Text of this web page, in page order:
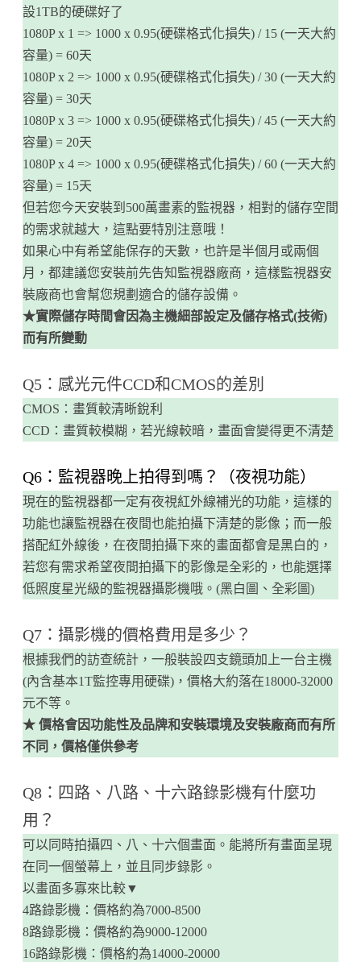
設1TB的硬碟好了
1080P x 1 => 1000 x 0.95(硬碟格式化損失) / 15 (一天大約
容量) = 60天
1080P x 2 => 1000 x 0.95(硬碟格式化損失) / 30 (一天大約
容量) = 30天
1080P x 3 => 1000 x 0.95(硬碟格式化損失) / 45 (一天大約
容量) = 20天
1080P x 4 => 1000 x 0.95(硬碟格式化損失) / 60 (一天大約
容量) = 15天
但若您今天安裝到500萬畫素的監視器，相對的儲存空間
的需求就越大，這點要特別注意哦！
如果心中有希望能保存的天數，也許是半個月或兩個
月，都建議您安裝前先告知監視器廠商，這樣監視器安
裝廠商也會幫您規劃適合的儲存設備。
★實際儲存時間會因為主機細部設定及儲存格式(技術)
而有所變動
Q5：感光元件CCD和CMOS的差別
CMOS：畫質較清晰銳利
CCD：畫質較模糊，若光線較暗，畫面會變得更不清楚
​Q6：監視器晚上拍得到嗎？（夜視功能）
現在的監視器都一定有夜視紅外線補光的功能，這樣的
功能也讓監視器在夜間也能拍攝下清楚的影像；而一般
搭配紅外線後，在夜間拍攝下來的畫面都會是黑白的，
若您有需求希望夜間拍攝下的影像是全彩的，也能選擇
低照度星光級的監視器攝影機哦。(黑白圖、全彩圖)
​Q7：攝影機的價格費用是多少？
根據我們的訪查統計，一般裝設四支鏡頭加上一台主機
(內含基本1T監控專用硬碟)，價格大約落在18000-32000
元不等。
★ 價格會因功能性及品牌和安裝環境及安裝廠商而有所
不同，價格僅供參考
Q8：四路、八路、十六路錄影機有什麼功
用？
可以同時拍攝四、八、十六個畫面。能將所有畫面呈現
在同一個螢幕上，並且同步錄影。
以畫面多寡來比較▼
4路錄影機：價格約為7000-8500
8路錄影機：價格約為9000-12000
16路錄影機：價格約為14000-20000